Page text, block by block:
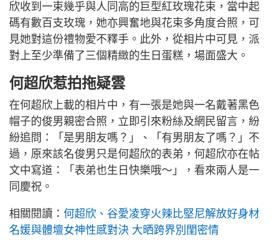
欣收到一束幾乎與人同高的巨型紅玫瑰花束，當中起
碼有數百支玫瑰，她亦興奮地與花束多角度合照，可
見她對這份禮物愛不釋手。此外，從相片中可見，派
對上至少準備了三個精緻的生日蛋糕，場面盛大。
何超欣惹拍拖疑雲
在何超欣上載的相片中，有一張是她與一名戴著黑色
帽子的俊男親密合照，立即引來粉絲及網民留言，紛
紛追問：「是男朋友嗎？」、「有男朋友了嗎？」不
過，原來該名俊男只是何超欣的表弟，何超欣亦在帖
文中寫道：「表弟也生日快樂哦～」，看來兩人是一
同慶祝。
相關閱讀： 何超欣、谷愛凌穿火辣比堅尼解放好身材
名媛與體壇女神性感對決 大晒跨界別閨密情